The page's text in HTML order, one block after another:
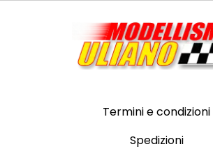
Termini e condizioni
Spedizioni